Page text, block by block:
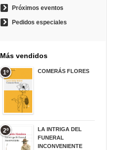
Próximos eventos
Pedidos especiales
Más vendidos
1º COMERÁS FLORES
2º
LA INTRIGA DEL
FUNERAL
INCONVENIENTE